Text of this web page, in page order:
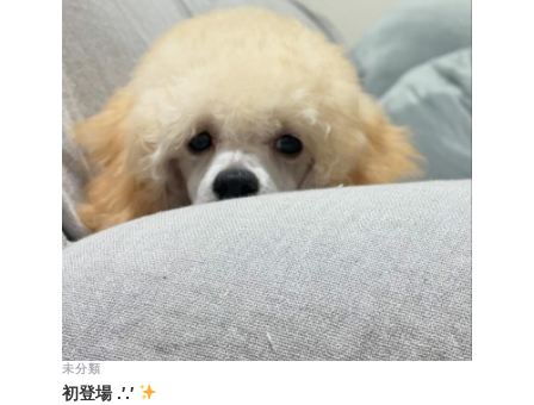
未分類
初登場 .′.′